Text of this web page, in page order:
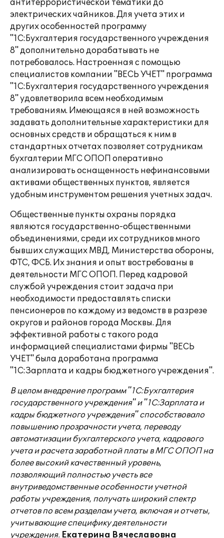
антитеррористической тематики до
электрических чайников. Для учета этих и
других особенностей программу
"1С:Бухгалтерия государственного учреждения
8" дополнительно дорабатывать не
потребовалось. Настроенная с помощью
специалистов компании "ВЕСЬ УЧЕТ" программа
"1С:Бухгалтерия государственного учреждения
8" удовлетворила всем необходимым
требованиям. Имеющаяся в ней возможность
задавать дополнительные характеристики для
основных средств и обращаться к ним в
стандартных отчетах позволяет сотрудникам
бухгалтерии МГС ОПОП оперативно
анализировать оснащенность нефинансовыми
активами общественных пунктов, является
удобным инструментом решения учетных задач.
Общественные пункты охраны порядка
являются государственно-общественными
объединениями, среди их сотрудников много
бывших служащих МВД, Министерства обороны,
ФТС, ФСБ. Их знания и опыт востребованы в
деятельности МГС ОПОП. Перед кадровой
службой учреждения стоит задача при
необходимости предоставлять списки
пенсионеров по каждому из ведомств в разрезе
округов и районов города Москвы. Для
эффективной работы с такого рода
информацией специалистами фирмы "ВЕСЬ
УЧЕТ" была доработана программа
"1С:Зарплата и кадры бюджетного учреждения".
В целом внедрение программ "1С:Бухгалтерия
государственного учреждения" и "1С:Зарплата и
кадры бюджетного учреждения" способствовало
повышению прозрачности учета, переводу
автоматизации бухгалтерского учета, кадрового
учета и расчета заработной платы в МГС ОПОП на
более высокий качественный уровень,
позволяющий полностью учесть все
внутриведомственные особенности учетной
работы учреждения, получать широкий спектр
отчетов по всем разделам учета, включая и отчеты,
учитывающие специфику деятельности
учреждения. Екатерина Вячеславовна